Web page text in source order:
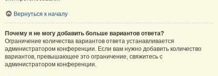
Вернуться к началу
Почему я не могу добавить больше вариантов ответа?
Ограничение количества вариантов ответа устанавливается
администратором конференции. Если вам нужно добавить количество
вариантов, превышающее это ограничение, свяжитесь с
администратором конференции.